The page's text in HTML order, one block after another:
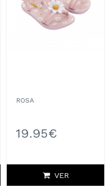
ROSA
19.95€
VER